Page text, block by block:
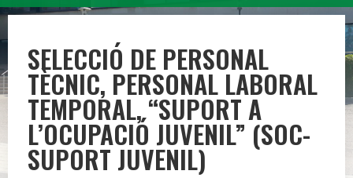
SELECCIÓ DE PERSONAL
TÈCNIC, PERSONAL LABORAL
TEMPORAL, “SUPORT A
L’OCUPACIÓ JUVENIL” (SOC-
SUPORT JUVENIL)